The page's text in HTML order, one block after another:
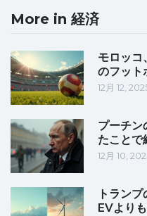
More in 経済
モロッコ
のフット
12月 12,
プーチン
たことで
12月 10,
トラン
EVより